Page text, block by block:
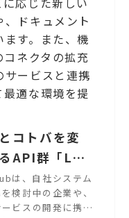
ドキュメント
す。また、機
ネクタの拡充
ービスと連携
適な環境を提
コトバを変
API群「LDX
｜機械翻訳・
効活用 言語
は、自社システム
検討中の企業や、
ビスの開発に携わ